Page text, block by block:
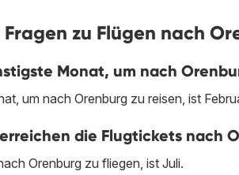
zu Flügen nach
Monat, um nach
um nach Orenburg zu reisen, ist
die Flugtickets nach
Orenburg zu fliegen, ist Juli.